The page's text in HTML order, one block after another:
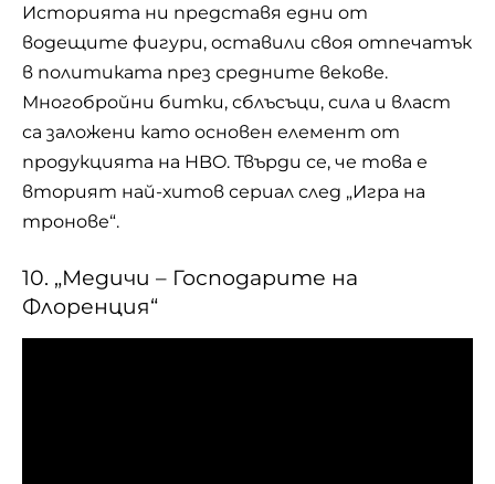
Историята ни представя едни от
водещите фигури, оставили своя отпечатък
в политиката през средните векове.
Многобройни битки, сблъсъци, сила и власт
са заложени като основен елемент от
продукцията на HBO. Твърди се, че това е
вторият най-хитов сериал след „Игра на
тронове“.
10. „Медичи – Господарите на
Флоренция“